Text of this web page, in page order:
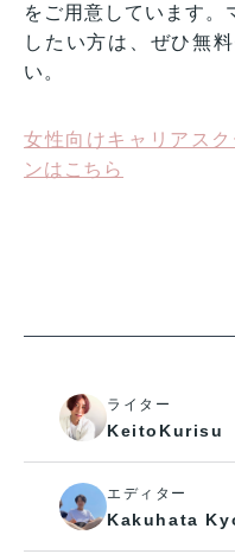
をご用意しています。
したい方は、ぜひ無
い。
女性向けキャリアス
ンはこちら
ライター
KeitoKurisu
エディター
Kakuhata